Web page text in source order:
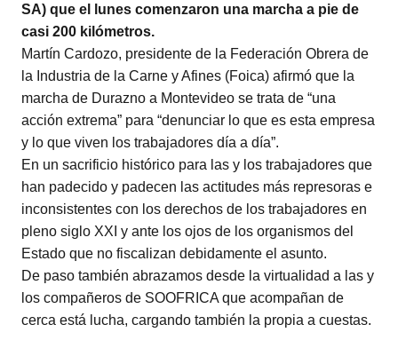
SA) que el lunes comenzaron una marcha a pie de
casi 200 kilómetros.
Martín Cardozo, presidente de la Federación Obrera de
la Industria de la Carne y Afines (Foica) afirmó que la
marcha de Durazno a Montevideo se trata de “una
acción extrema” para “denunciar lo que es esta empresa
y lo que viven los trabajadores día a día”.
En un sacrificio histórico para las y los trabajadores que
han padecido y padecen las actitudes más represoras e
inconsistentes con los derechos de los trabajadores en
pleno siglo XXI y ante los ojos de los organismos del
Estado que no fiscalizan debidamente el asunto.
De paso también abrazamos desde la virtualidad a las y
los compañeros de SOOFRICA que acompañan de
cerca está lucha, cargando también la propia a cuestas.